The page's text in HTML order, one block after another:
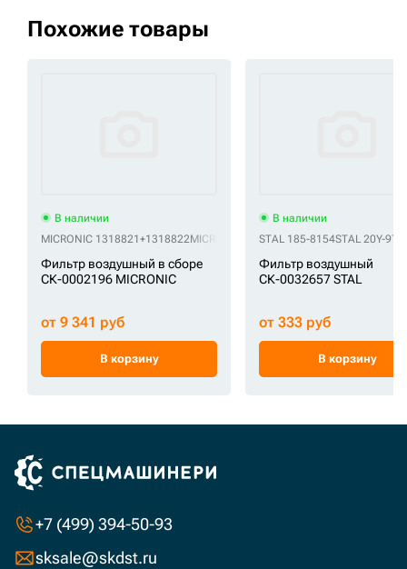
Похожие товары
В наличии
MICRONIC 1318821+1318822MICRONIC 131-8821+131-8822MICRONIC
Фильтр воздушный в сборе
СК-0002196 MICRONIC
от 9 341 руб
В корзину
В наличии
STAL 185-8154STAL 20Y-
Фильтр воздушный
СК-0032657 STAL
от 333 руб
В корзину
+7 (499) 394-50-93
sksale@skdst.ru